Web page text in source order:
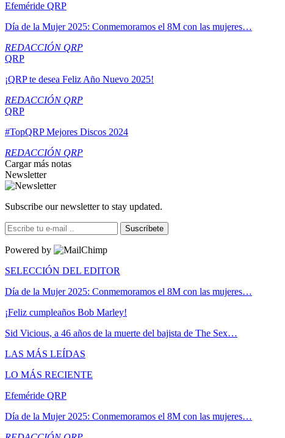
Efeméride QRP
Día de la Mujer 2025: Conmemoramos el 8M con las mujeres…
REDACCIÓN QRP
QRP
¡QRP te desea Feliz Año Nuevo 2025!
REDACCIÓN QRP
QRP
#TopQRP Mejores Discos 2024
REDACCIÓN QRP
Cargar más notas
Newsletter
Subscribe our newsletter to stay updated.
Suscríbete
Powered by
SELECCIÓN DEL EDITOR
Día de la Mujer 2025: Conmemoramos el 8M con las mujeres…
¡Feliz cumpleaños Bob Marley!
Sid Vicious, a 46 años de la muerte del bajista de The Sex…
LAS MÁS LEÍDAS
LO MÁS RECIENTE
Efeméride QRP
Día de la Mujer 2025: Conmemoramos el 8M con las mujeres…